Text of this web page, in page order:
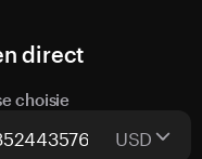
direct
choisie
USD